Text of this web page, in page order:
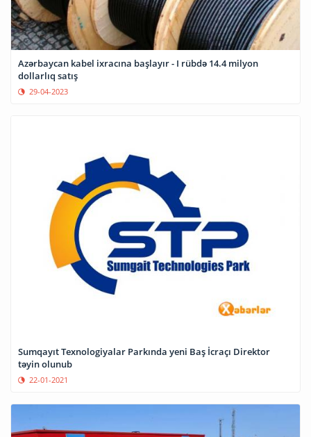
Azərbaycan kabel ixracına başlayır - I rübdə 14.4 milyon
dollarlıq satış
29-04-2023
Sumqayıt Texnologiyalar Parkında yeni Baş İcraçı Direktor
təyin olunub
22-01-2021